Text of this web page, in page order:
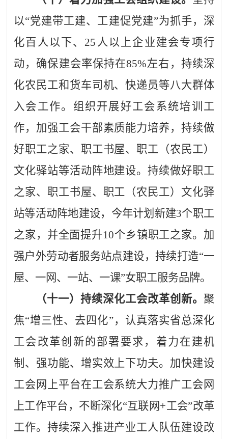
以“党建带工建、工建促党建”为抓手，深
化百人以下、25人以上企业建会专项行
动，确保建会率保持在85%左右，持续深
化农民工和货车司机、快递员等八大群体
入会工作。组织开展好工会 系统培训工
作，加强工会干部素质能力培养，持续做
好职工之家、职工书屋、职工（农民工）
文化驿站等活动阵地建设。持续做好职工
之家、职工书屋、职工（农民工）文化驿
站等活动阵地建设， 今年计划新建3个职工
之家，并全面提升10个乡镇职工之家。 加
强户外劳动者服务站点建设，持续打造“一
屋、一网、一站、一课”女职工服务品牌。
（十一）持续深化工会改革创新。 聚
焦“增三性、去四化”，认真落实省总深化
工会改革创新的部署要求，着力在建机
制、强功能、增实效上下功夫。加快建设
工会网上平台在工会系统大力推广工会网
上工作平台，不断深化“互联网+工会”改革
工作。持续深入推进产业工人队伍建设改